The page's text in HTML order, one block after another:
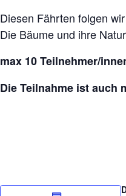
Diesen Fährten folgen
Die Bäume und ihre
max 10 Teilnehmer/
Die Teilnahme ist auch